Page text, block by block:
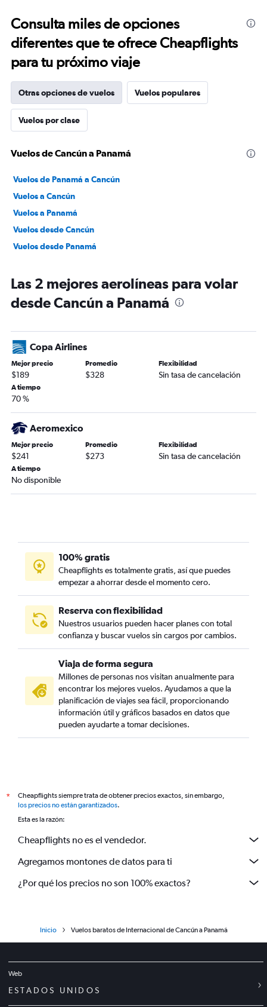
Consulta miles de opciones
diferentes que te ofrece Cheapflights
para tu próximo viaje
Otras opciones de vuelos Vuelos populares
Vuelos por clase
Vuelos de Cancún a Panamá
Vuelos de Panamá a Cancún
Vuelos a Cancún
Vuelos a Panamá
Vuelos desde Cancún
Vuelos desde Panamá
Las 2 mejores aerolíneas para volar
desde Cancún a Panamá
Copa Airlines
Mejor precio
$189
Promedio
$328
Flexibilidad
Sin tasa de cancelación
A tiempo
70 %
Aeromexico
Mejor precio
$241
Promedio
$273
Flexibilidad
Sin tasa de cancelación
A tiempo
No disponible
100% gratis
Cheapflights es totalmente gratis, así que puedes
empezar a ahorrar desde el momento cero.
Reserva con flexibilidad
Nuestros usuarios pueden hacer planes con total
confianza y buscar vuelos sin cargos por cambios.
Viaja de forma segura
Millones de personas nos visitan anualmente para
encontrar los mejores vuelos. Ayudamos a que la
planificación de viajes sea fácil, proporcionando
información útil y gráficos basados en datos que
pueden ayudarte a tomar decisiones.
*
Cheapflights siempre trata de obtener precios exactos, sin embargo,
los precios no están garantizados.
Esta es la razón:
Cheapflights no es el vendedor.
Agregamos montones de datos para ti
¿Por qué los precios no son 100% exactos?
Inicio Vuelos baratos de Internacional de Cancún a Panamá
Web
ESTADOS UNIDOS